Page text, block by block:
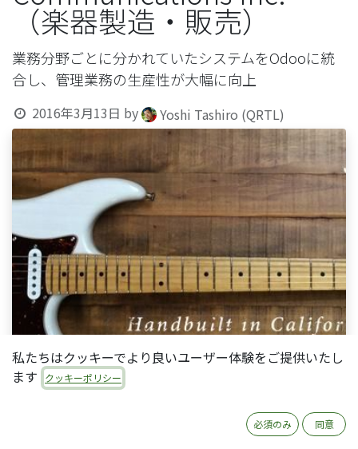
（楽器製造・販売）
業務分野ごとに分かれていたシステムをOdooに統
合し、管理業務の生産性が大幅に向上
2016年3月13日 by Yoshi Tashiro (QRTL)
私たちはクッキーでより良いユーザー体験をご提供いたし
ます
クッキーポリシー
必須のみ 同意